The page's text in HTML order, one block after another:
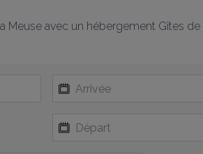
Meuse avec un hébergement Gîtes